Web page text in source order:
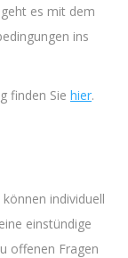
es mit dem
ins
finden Sie hier.
individuell
einstündige
offenen Fragen